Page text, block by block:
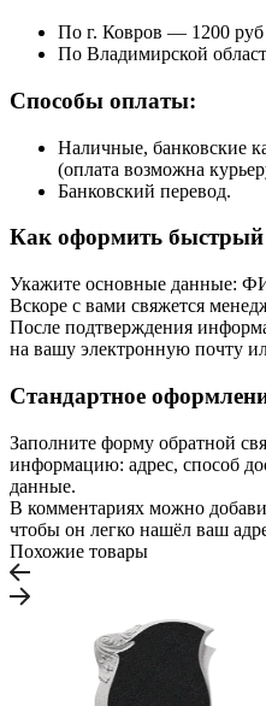
По г. Ковров — 1200 руб
По Владимирской
Способы оплаты:
Наличные, банковские
(оплата возможна
Банковский перевод.
Как оформить быстрый
Укажите основные данные:
Вскоре с вами свяжется
После подтверждения
на вашу электронную почту
Стандартное
Заполните форму обратной
информацию: адрес, способ
данные.
В комментариях можно
чтобы он легко нашёл ваш
Похожие товары